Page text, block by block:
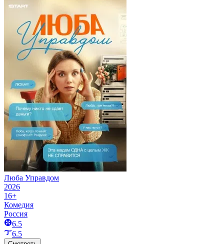
Люба Управдом
2026
16+
Комедия
Россия
6.5
6.5